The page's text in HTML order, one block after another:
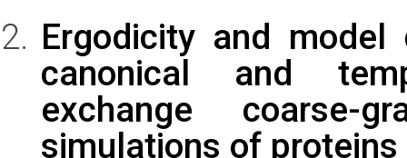
Ergodicity and
canonical and
exchange coarse-
simulations of proteins